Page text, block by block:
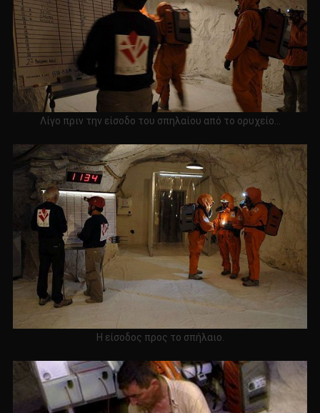
Λίγο πριν την είσοδο του σπηλαίου από το ορυχείο…
Η είσοδος προς το σπήλαιο.